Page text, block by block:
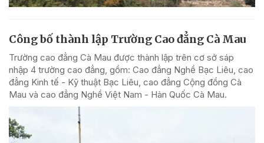
Công bố thành lập Trường Cao đẳng Cà Mau
Trường cao đẳng Cà Mau được thành lập trên cơ sở sáp
nhập 4 trường cao đẳng, gồm: Cao đẳng Nghề Bạc Liêu, cao
đẳng Kinh tế - Kỹ thuật Bạc Liêu, cao đẳng Cộng đồng Cà
Mau và cao đẳng Nghề Việt Nam - Hàn Quốc Cà Mau.